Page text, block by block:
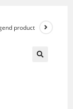
product